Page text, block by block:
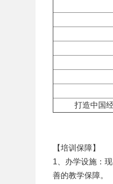
打造中国
【培训保障】
1、办学设施：
善的教学保障。